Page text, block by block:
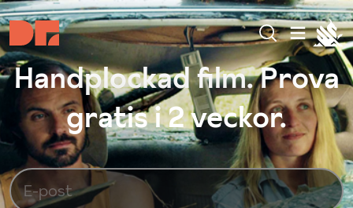
Handplockad film. Prova
gratis i 2 veckor.